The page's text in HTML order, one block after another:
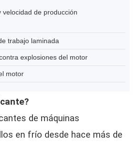
de producción
trabajo laminada
explosiones del motor
motor
de máquinas
en frío desde hace más de